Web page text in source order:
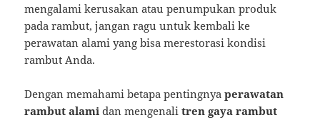
mengalami kerusakan atau penumpukan produk
pada rambut, jangan ragu untuk kembali ke
perawatan alami yang bisa merestorasi kondisi
rambut Anda.
Dengan memahami betapa pentingnyaperawatan
rambut alami dan mengenalitren gaya rambut